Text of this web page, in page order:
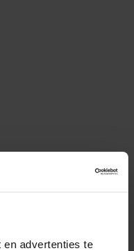
en advertenties te